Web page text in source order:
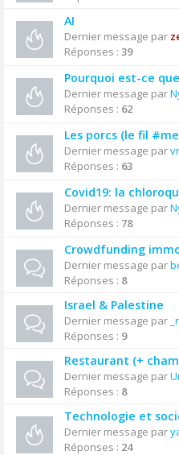
AI
Dernier message par
Réponses : 39
Pourquoi est-ce
Dernier message par
Réponses : 62
Les porcs (le fil
Dernier message par
Réponses : 63
Covid19: la
Dernier message par
Réponses : 78
Crowdfunding
Dernier message par
Réponses : 8
Israel & Palestine
Dernier message par
Réponses : 9
Restaurant (+
Dernier message par
Réponses : 8
Technologie et
Dernier message par
Réponses : 24